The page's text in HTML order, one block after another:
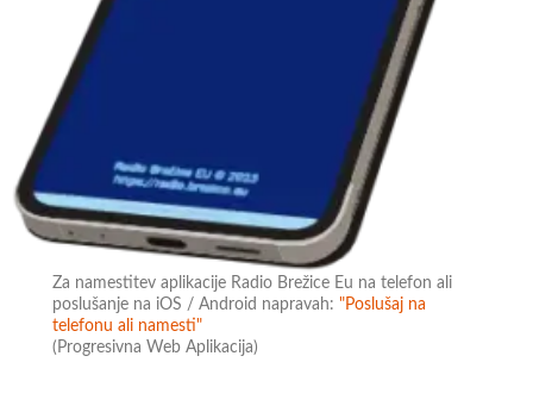
Za namestitev aplikacije Radio Brežice Eu na telefon ali
poslušanje na iOS / Android napravah:"Poslušaj na
telefonu ali namesti"
(Progresivna Web Aplikacija)